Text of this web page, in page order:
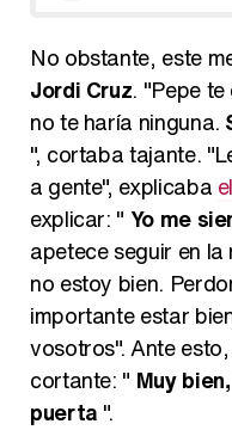
No obstante, este
Jordi Cruz. "Pepe
no te haría ninguna.
", cortaba tajante.
a gente", explicaba
explicar: " Yo me
apetece seguir en
no estoy bien.
importante estar
vosotros". Ante
cortante: " Muy
puerta ".